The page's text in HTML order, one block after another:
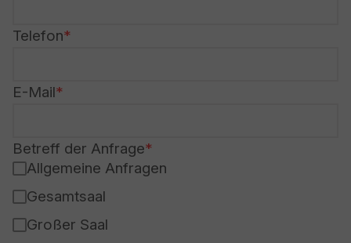
Telefon
E-Mail
Betreff der Anfrage
Allgemeine Anfragen
Gesamtsaal
Großer Saal